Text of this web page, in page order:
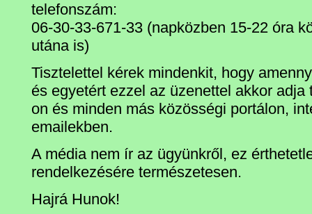
telefonszám:
06-30-33-671-33 (napközben 15-22 óra
utána is)
Tisztelettel kérek mindenkit, hogy
és egyetért ezzel az üzenettel akkor adja
on és minden más közösségi portálon,
emailekben.
A média nem ír az ügyünkről, ez
rendelkezésére természetesen.
Hajrá Hunok!